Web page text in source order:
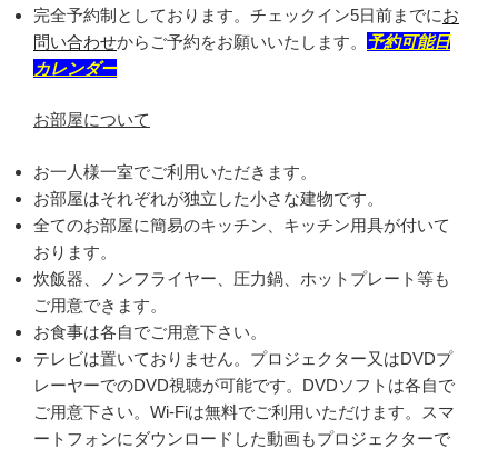
完全予約制としております。チェックイン5日前までにお
問い合わせからご予約をお願いいたします。 予約可能日
カレンダー
お部屋について
お一人様一室でご利用いただきます。
お部屋はそれぞれが独立した小さな建物です。
全てのお部屋に簡易のキッチン、キッチン用具が付いて
おります。
炊飯器、ノンフライヤー、圧力鍋、ホットプレート等も
ご用意できます。
お食事は各自でご用意下さい。
テレビは置いておりません。プロジェクター又はDVDプ
レーヤーでのDVD視聴が可能です。DVDソフトは各自で
ご用意下さい。Wi-Fiは無料でご利用いただけます。スマ
ートフォンにダウンロードした動画もプロジェクターで